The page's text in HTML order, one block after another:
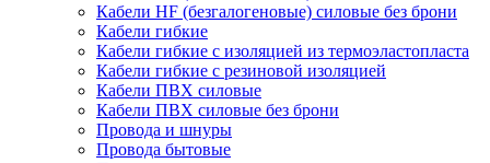
Кабели HF (безгалогеновые) силовые без брони
Кабели гибкие
Кабели гибкие с изоляцией из термоэластопласта
Кабели гибкие с резиновой изоляцией
Кабели ПВХ силовые
Кабели ПВХ силовые без брони
Провода и шнуры
Провода бытовые